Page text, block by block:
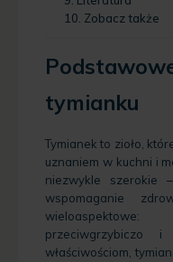
Zobacz także
tymianku
Tymianek to zioło,
uznaniem w kuchni i
niezwykle szerokie
wspomaganie
wieloaspektowe:
przeciwgrzybiczo
właściwościom,